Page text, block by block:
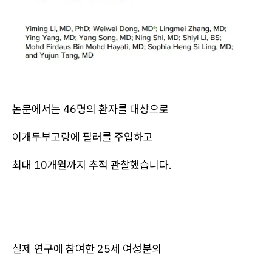
논문에서는 46명의 환자를 대상으로
이개두부고랑에 필러를 주입하고
최대 10개월까지 추적 관찰했습니다.
실제 연구에 참여한 25세 여성분의